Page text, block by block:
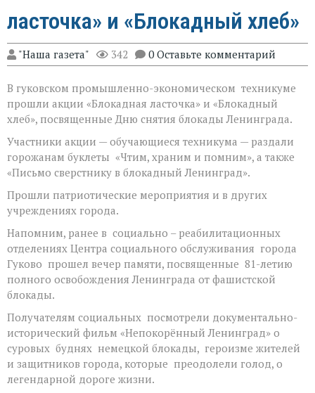
ласточка» и «Блокадный хлеб»
"Наша газета" 342 0 Оставьте комментарий
В гуковском промышленно-экономическом техникуме
прошли акции «Блокадная ласточка» и «Блокадный
хлеб», посвященные Дню снятия блокады Ленинграда.
Участники акции — обучающиеся техникума — раздали
горожанам буклеты «Чтим, храним и помним», а также
«Письмо сверстнику в блокадный Ленинград».
Прошли патриотические мероприятия и в других
учреждениях города.
Напомним, ранее в социально – реабилитационных
отделениях Центра социального обслуживания города
Гуково прошел вечер памяти, посвященные 81-летию
полного освобождения Ленинграда от фашистской
блокады.
Получателям социальных посмотрели документально-
исторический фильм «Непокорённый Ленинград» о
суровых буднях немецкой блокады, героизме жителей
и защитников города, которые преодолели голод, о
легендарной дороге жизни.